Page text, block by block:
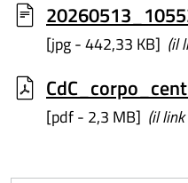
[jpg - 442,33 KB] (il
[pdf - 2,3 MB] (il